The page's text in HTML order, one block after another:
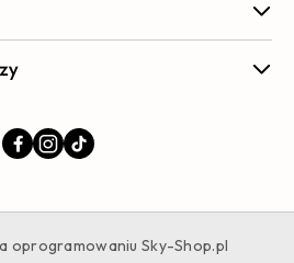
oprogramowaniu Sky-Shop.pl